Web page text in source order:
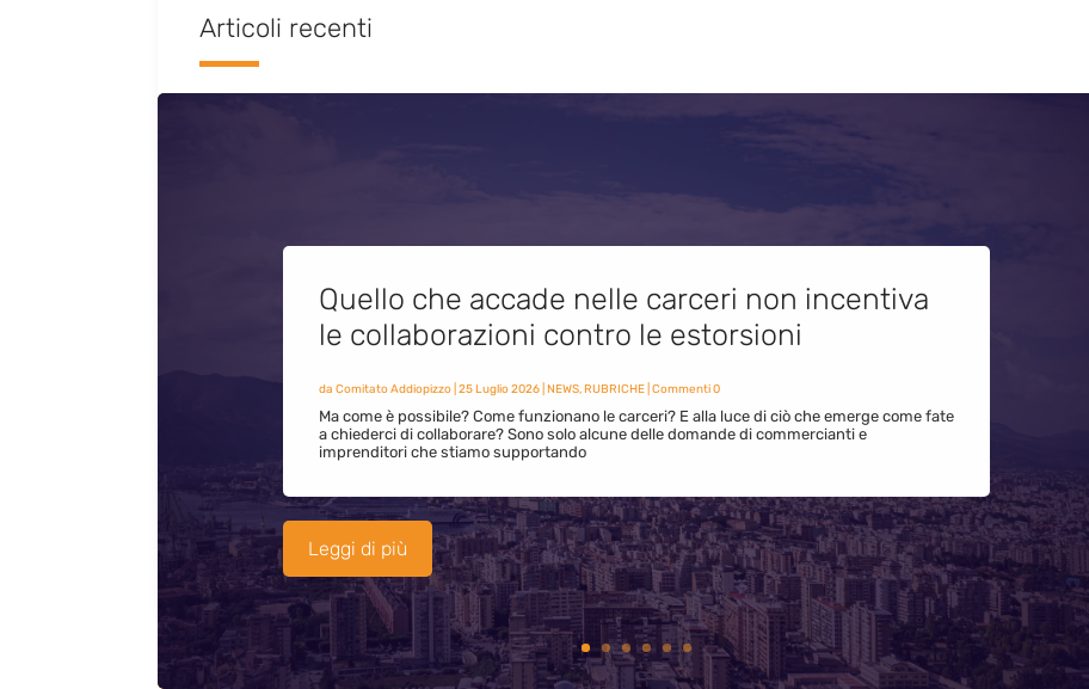
Articoli recenti
Quello che accade nelle carceri non incentiva
le collaborazioni contro le estorsioni
da Comitato Addiopizzo| 25 Luglio 2026| NEWS,RUBRICHE| Commenti 0
Ma come è possibile? Come funzionano le carceri? E alla luce di ciò che emerge come fate
a chiederci di collaborare? Sono solo alcune delle domande di commercianti e
imprenditori che stiamo supportando
Leggi di più